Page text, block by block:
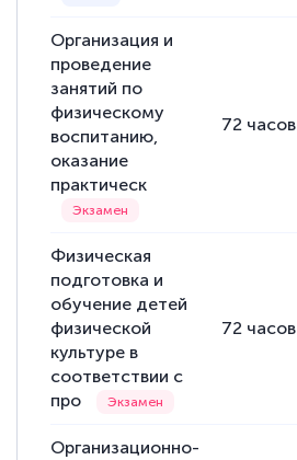
Организация и
проведение
занятий по
физическому
воспитанию,
оказание
практическ
72 часов
Физическая
подготовка и
обучение детей
физической
культуре в
соответствии с
про
72 часов
Организационно-